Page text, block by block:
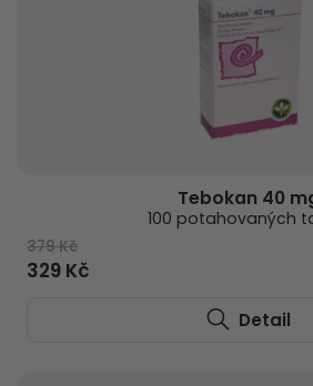
Tebokan 40
100 potahovaných
379 Kč
329 Kč
Detail